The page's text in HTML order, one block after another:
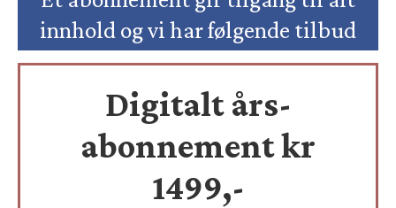
innhold og vi har følgende tilbud
Digitalt års-
abonnement kr
1499,-